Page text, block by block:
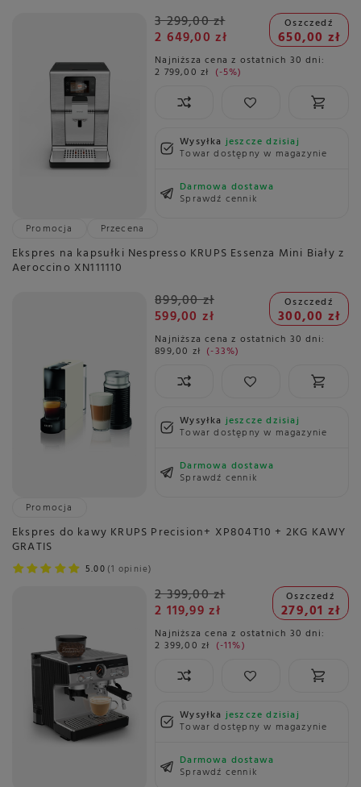
3 299,00 zł
2 649,00 zł
Oszczedź
650,00 zł
Najniższa cena z ostatnich 30 dni:
2 799,00 zł -5%
Wysyłkajeszcze dzisiaj
Towar dostępny w magazynie
Darmowa dostawa
Sprawdź cennik
Promocja
Przecena
Ekspres na kapsułki Nespresso KRUPS Essenza Mini Biały z
Aeroccino XN111110
899,00 zł
599,00 zł
Oszczedź
300,00 zł
Najniższa cena z ostatnich 30 dni:
899,00 zł -33%
Wysyłkajeszcze dzisiaj
Towar dostępny w magazynie
Darmowa dostawa
Sprawdź cennik
Promocja
Ekspres do kawy KRUPS Precision+ XP804T10 + 2KG KAWY
GRATIS
5.00 1 opinie
2 399,00 zł
2 119,99 zł
Oszczedź
279,01 zł
Najniższa cena z ostatnich 30 dni:
2 399,00 zł -11%
Wysyłkajeszcze dzisiaj
Towar dostępny w magazynie
Darmowa dostawa
Sprawdź cennik